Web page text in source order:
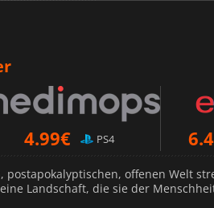
4.99€ PS4
offenen Welt
Landschaft, die sie der